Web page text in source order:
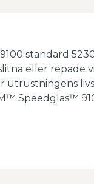
standard
eller repade
utrustningens
Speedglas™